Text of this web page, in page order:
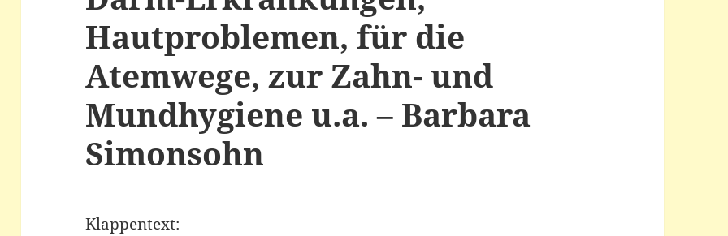
Hautproblemen, für die
Atemwege, zur Zahn- und
Mundhygiene u.a. – Barbara
Simonsohn
Klappentext: